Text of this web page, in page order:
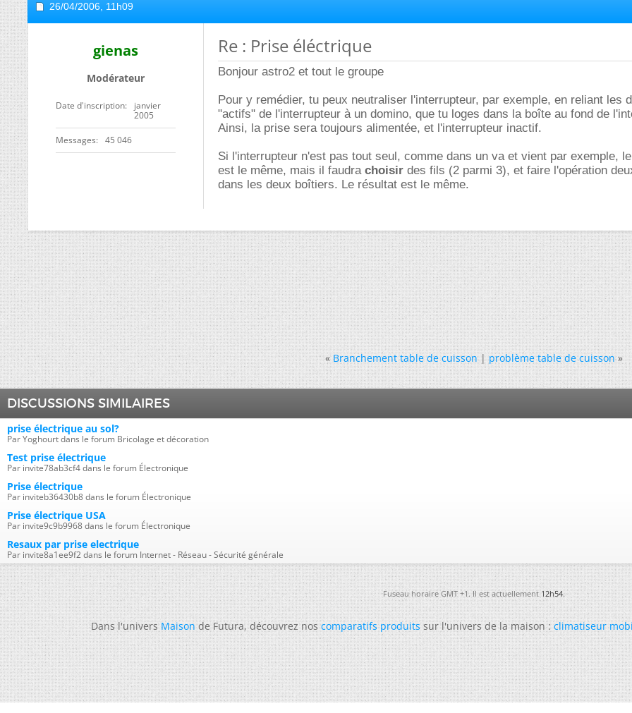
26/04/2006, 11h09
gienas
Modérateur
Date d'inscription
janvier
2005
Messages 45 046
Re : Prise éléctrique
Bonjour astro2 et tout le groupe
Pour y remédier, tu peux neutraliser l'interrupteur, par exemple, en reliant les
"actifs" de l'interrupteur à un domino, que tu loges dans la boîte au fond de
Ainsi, la prise sera toujours alimentée, et l'interrupteur inactif.
Si l'interrupteur n'est pas tout seul, comme dans un va et vient par exemple,
est le même, mais il faudra choisir des fils (2 parmi 3), et faire l'opération
dans les deux boîtiers. Le résultat est le même.
« Branchement table de cuisson|problème table de cuisson »
DISCUSSIONS SIMILAIRES
prise électrique au sol?
Par Yoghourt dans le forum Bricolage et décoration
Test prise électrique
Par invite78ab3cf4 dans le forum Électronique
Prise électrique
Par inviteb36430b8 dans le forum Électronique
Prise électrique USA
Par invite9c9b9968 dans le forum Électronique
Resaux par prise electrique
Par invite8a1ee9f2 dans le forum Internet - Réseau - Sécurité générale
Fuseau horaire GMT +1. Il est actuellement12h54.
Dans l'universMaisonde Futura, découvrez noscomparatifs produitssur l'univers de la maison :climatiseur